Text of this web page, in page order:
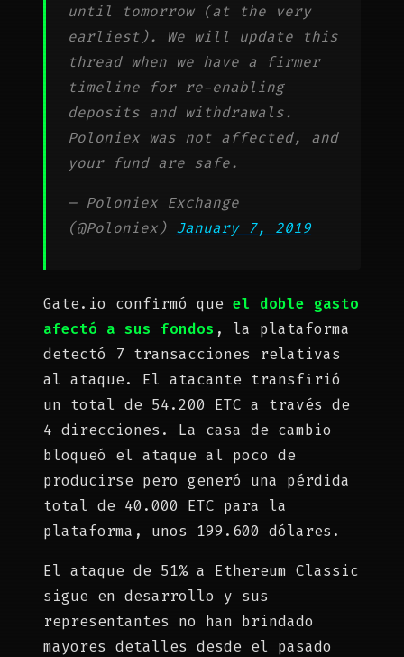
until tomorrow (at the very
earliest). We will update this
thread when we have a firmer
timeline for re-enabling
deposits and withdrawals.
Poloniex was not affected, and
your fund are safe.
— Poloniex Exchange
(@Poloniex) January 7, 2019
Gate.io confirmó que el doble gasto
afectó a sus fondos , la plataforma
detectó 7 transacciones relativas
al ataque. El atacante transfirió
un total de 54.200 ETC a través de
4 direcciones. La casa de cambio
bloqueó el ataque al poco de
producirse pero generó una pérdida
total de 40.000 ETC para la
plataforma, unos 199.600 dólares.
El ataque de 51% a Ethereum Classic
sigue en desarrollo y sus
representantes no han brindado
mayores detalles desde el pasado